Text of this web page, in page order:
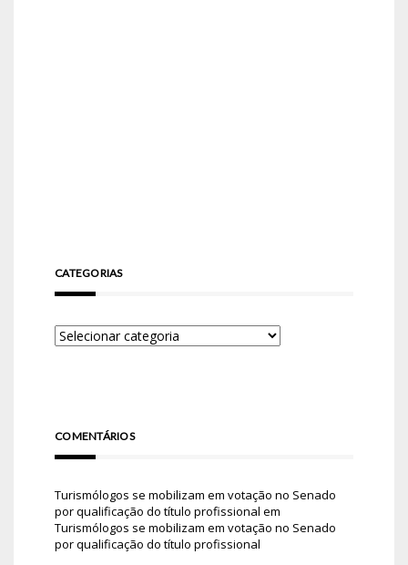
CATEGORIAS
COMENTÁRIOS
Turismólogos se mobilizam em votação no Senado
por qualificação do título profissional em
Turismólogos se mobilizam em votação no Senado
por qualificação do título profissional